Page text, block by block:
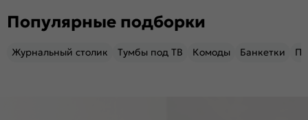
Популярные подборки
Журнальный столик Тумбы под ТВ Комоды Банкетки